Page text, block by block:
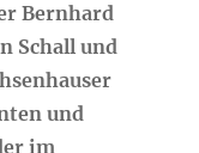
Bernhard
Schall und
und
im